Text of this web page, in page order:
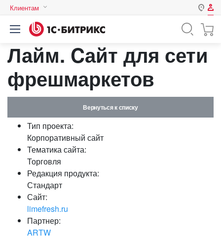
Клиентам
Казахстан
Авторизация
Нет аккаунта?
Логин
Пароль
Запомнить меня на этом
Лайм. Cайт для сети
фрешмаркетов
Вернуться к списку
Тип проекта:
Корпоративный сайт
Тематика сайта:
Торговля
Редакция продукта:
Стандарт
Сайт:
limefresh.ru
Партнер:
ARTW